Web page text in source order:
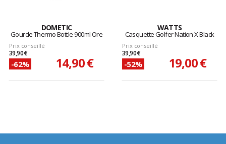
DOMETIC
Gourde Thermo Bottle 900ml Ore
Prix conseillé
39,90 €
-62% 14,90 €
WATTS
Casquette Golfer Nation X Black
Prix conseillé
39,90 €
-52% 19,00 €